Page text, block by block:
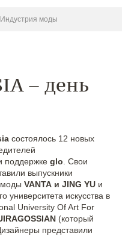
Индустрия моды
– день
состоялось 12 новых
поддержке glo . Свои
выпускники
моды VANTA и JING YU и
университета искусства в
University Of Art For
(который
представили